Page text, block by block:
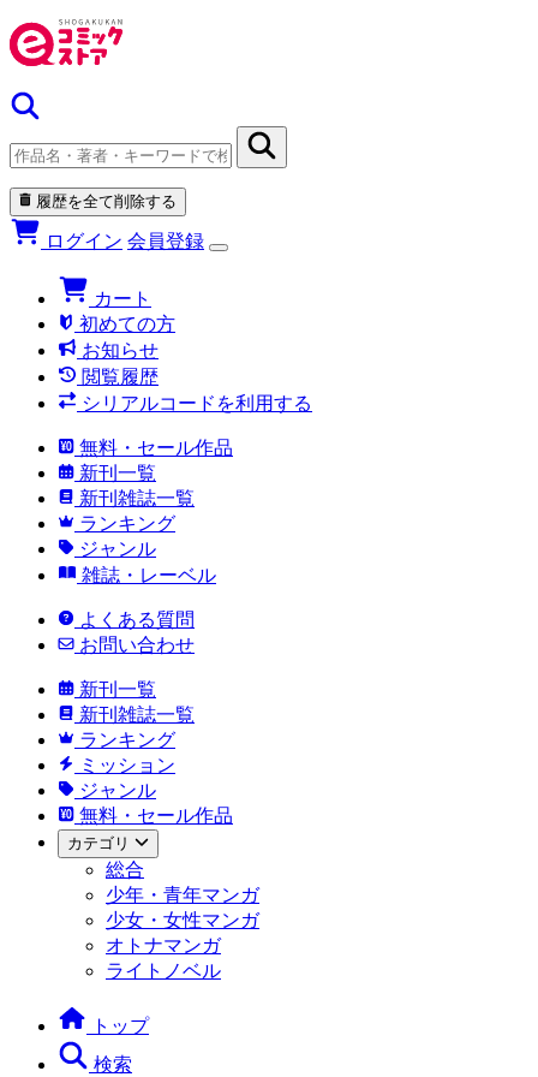
履歴を全て削除する
ログイン 会員登録
カート
初めての方
お知らせ
閲覧履歴
シリアルコードを利用する
無料・セール作品
新刊一覧
新刊雑誌一覧
ランキング
ジャンル
雑誌・レーベル
よくある質問
お問い合わせ
新刊一覧
新刊雑誌一覧
ランキング
ミッション
ジャンル
無料・セール作品
カテゴリ
総合
少年・青年マンガ
少女・女性マンガ
オトナマンガ
ライトノベル
トップ
検索